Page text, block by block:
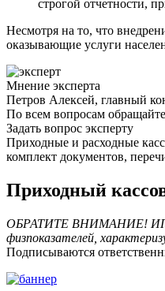
строгой отчетности,
Несмотря на то, что
оказывающие услуги
Мнение эксперта
Петров Алексей, главный
По всем вопросам
Задать вопрос эксперту
Приходные и расходные
комплект документов,
Приходный
ОБРАТИТЕ ВНИМАНИЕ! ИП,
физпоказателей,
Подписываются